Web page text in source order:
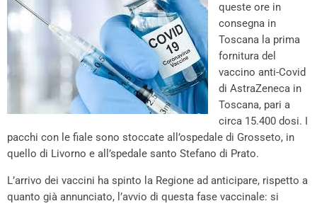
queste ore in
consegna in
Toscana la prima
fornitura del
vaccino anti-Covid
di AstraZeneca in
Toscana, pari a
circa 15.400 dosi. I
pacchi con le fiale sono stoccate all’ospedale di Grosseto, in
quello di Livorno e all’spedale santo Stefano di Prato.
L’arrivo dei vaccini ha spinto la Regione ad anticipare, rispetto a
quanto già annunciato, l’avvio di questa fase vaccinale: si